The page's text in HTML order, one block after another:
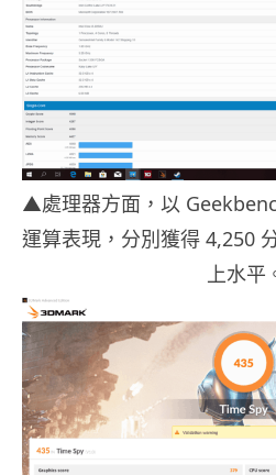
▲處理器方面，以
運算表現，分別獲得 4,250
上水平